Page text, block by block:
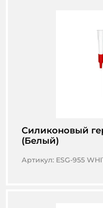
Cиликоновый
(Белый)
Артикул: ESG-955